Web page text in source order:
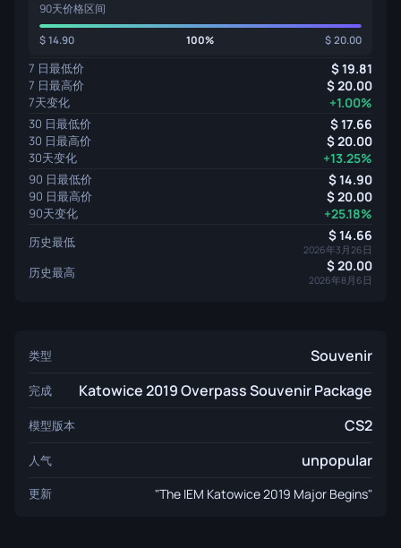
90天价格区间
14.90 100% 20.00
7 日最低价 19.81
7 日最高价 20.00
7天变化 +1.00%
30 日最低价 17.66
30 日最高价 20.00
30天变化 +13.25%
90 日最低价 14.90
90 日最高价 20.00
90天变化 +25.18%
历史最低 14.66
2026年3月26日
历史最高 20.00
2026年8月6日
类型 Souvenir
完成 Katowice 2019 Overpass Souvenir Package
模型版本 CS2
人气 unpopular
更新 "The IEM Katowice 2019 Major Begins"